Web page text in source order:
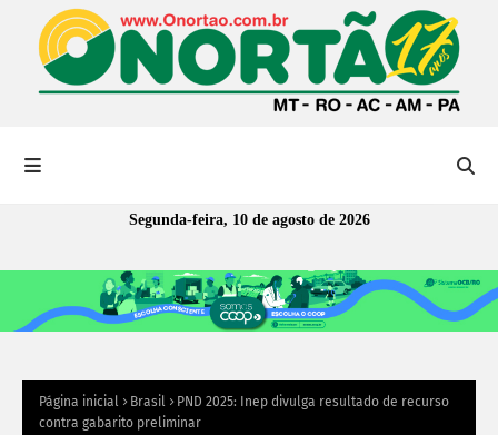
Segunda-feira, 10 de agosto de 2026
Página inicial Brasil
PND 2025: Inep divulga resultado de recurso
contra gabarito preliminar